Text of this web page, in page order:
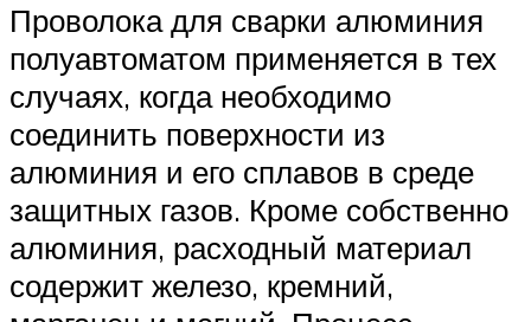
Проволока для сварки алюминия
полуавтоматом применяется в тех
случаях, когда необходимо
соединить поверхности из
алюминия и его сплавов в среде
защитных газов. Кроме собственно
алюминия, расходный материал
содержит железо, кремний,